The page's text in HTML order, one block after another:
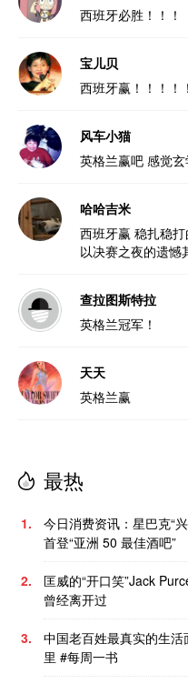
西班牙必胜！！！
宝儿贝
西班牙赢！！！！
风车小猫
英格兰赢吧 感觉
哈哈吉米
西班牙赢 稳扎稳
以决赛之夜的遗
查拉图斯特拉
英格兰冠军！
天天
英格兰赢
最热
1.
今日消费资讯：星巴克“
首登“亚洲 50 最佳酒吧”
2.
匡威的“开口笑”Jack
曾经离开过
3.
中国老百姓最真实的生
里 #每周一书